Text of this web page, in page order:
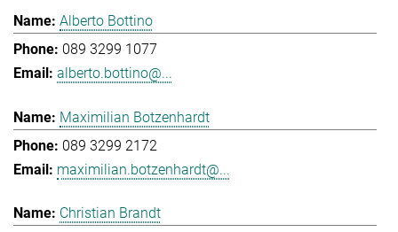
Alberto Bottino
089 3299 1077
alberto.bottino@...
Maximilian Botzenhardt
089 3299 2172
maximilian.botzenhardt@...
Christian Brandt